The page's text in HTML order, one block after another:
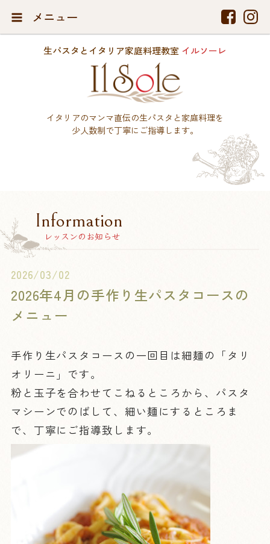
メニュー
生パスタとイタリア家庭料理教室 イルソーレ
イタリアのマンマ直伝の生パスタと家庭料理を
少人数制で丁寧にご指導します。
Information
レッスンのお知らせ
2026/03/02
2026年4月の手作り生パスタコースの
メニュー
手作り生パスタコースの一回目は細麺の「タリ
オリーニ」です。
粉と玉子を合わせてこねるところから、パスタ
マシーンでのばして、細い麺にするところま
で、丁寧にご指導致します。